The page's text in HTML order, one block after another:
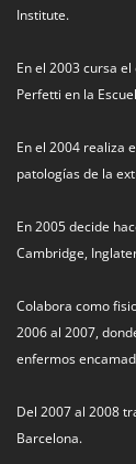
Institute.
En el 2003 cursa
Perfetti en la
En el 2004 realiza
patologías de la
En 2005 decide
Cambridge,
Colabora como
2006 al 2007,
enfermos
Del 2007 al 2008
Barcelona.